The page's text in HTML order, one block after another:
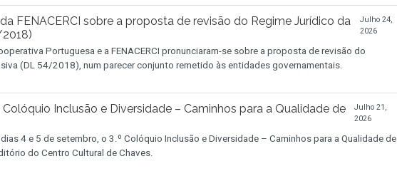
FENACERCI sobre a proposta de revisão do Regime Jurídico da
Julho 24,
2026
Portuguesa e a FENACERCI pronunciaram-se sobre a proposta de revisão do
(DL 54/2018), num parecer conjunto remetido às entidades governamentais.
Colóquio Inclusão e Diversidade – Caminhos para a Qualidade de
Julho 21,
2026
4 e 5 de setembro, o 3.º Colóquio Inclusão e Diversidade – Caminhos para a Qualidade de
do Centro Cultural de Chaves.